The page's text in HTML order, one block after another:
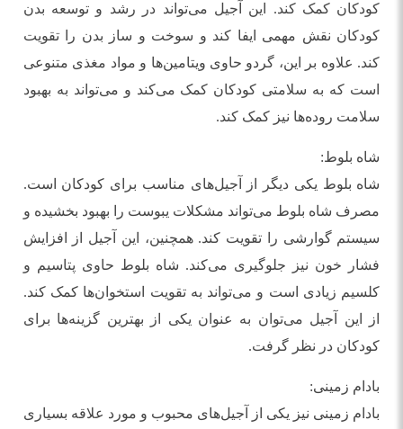
کودکان کمک کند. این آجیل می‌تواند در رشد و توسعه بدن
کودکان نقش مهمی ایفا کند و سوخت و ساز بدن را تقویت
کند. علاوه بر این، گردو حاوی ویتامین‌ها و مواد مغذی متنوعی
است که به سلامتی کودکان کمک می‌کند و می‌تواند به بهبود
سلامت روده‌ها نیز کمک کند.
شاه بلوط:
شاه بلوط یکی دیگر از آجیل‌های مناسب برای کودکان است.
مصرف شاه بلوط می‌تواند مشکلات یبوست را بهبود بخشیده و
سیستم گوارشی را تقویت کند. همچنین، این آجیل از افزایش
فشار خون نیز جلوگیری می‌کند. شاه بلوط حاوی پتاسیم و
کلسیم زیادی است و می‌تواند به تقویت استخوان‌ها کمک کند.
از این آجیل می‌توان به عنوان یکی از بهترین گزینه‌ها برای
کودکان در نظر گرفت.
بادام زمینی:
بادام زمینی نیز یکی از آجیل‌های محبوب و مورد علاقه بسیاری